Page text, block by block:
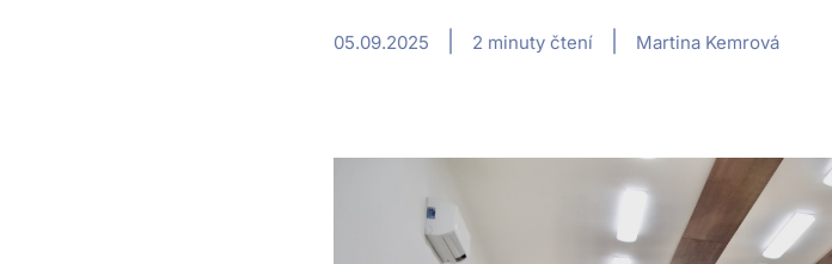
05.09.2025 2 minuty čtení Martina Kemrová